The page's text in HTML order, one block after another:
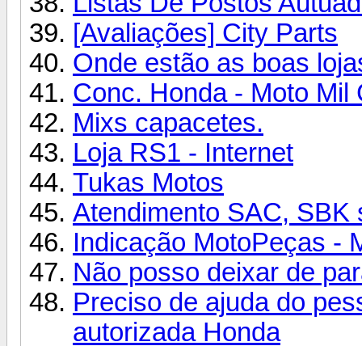
[Avaliações] City Parts
Onde estão as boas
Conc. Honda - Moto Mil
Mixs capacetes.
Loja RS1 - Internet
Tukas Motos
Atendimento SAC, SBK
Indicação MotoPeças -
Não posso deixar de
Preciso de ajuda do
autorizada Honda